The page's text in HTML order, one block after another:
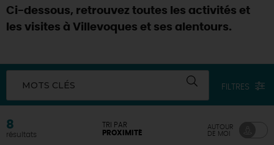
Ci-dessous, retrouvez toutes les activités et
les visites à Villevoques et ses alentours.
MOTS CLÉS FILTRES
8
résultats
TRI PAR
PROXIMITÉ
AUTOUR
DE MOI